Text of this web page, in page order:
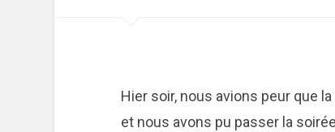
Hier soir, nous avions peur que
et nous avons pu passer la